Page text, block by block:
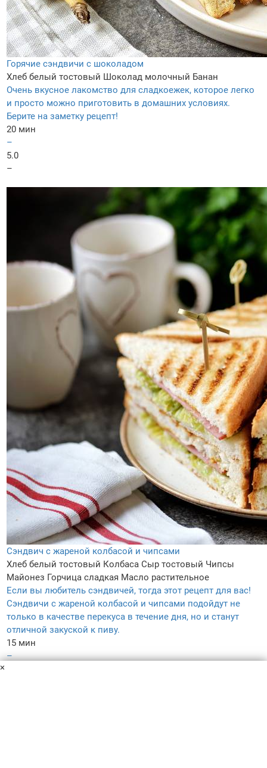
Горячие сэндвичи с шоколадом
Хлеб белый тостовый Шоколад молочный Банан
Очень вкусное лакомство для сладкоежек, которое легко
и просто можно приготовить в домашних условиях.
Берите на заметку рецепт!
20 мин
–
5.0
–
Сэндвич с жареной колбасой и чипсами
Хлеб белый тостовый Колбаса Сыр тостовый Чипсы
Майонез Горчица сладкая Масло растительное
Если вы любитель сэндвичей, тогда этот рецепт для вас!
Сэндвичи с жареной колбасой и чипсами подойдут не
только в качестве перекуса в течение дня, но и станут
отличной закуской к пиву.
15 мин
–
×